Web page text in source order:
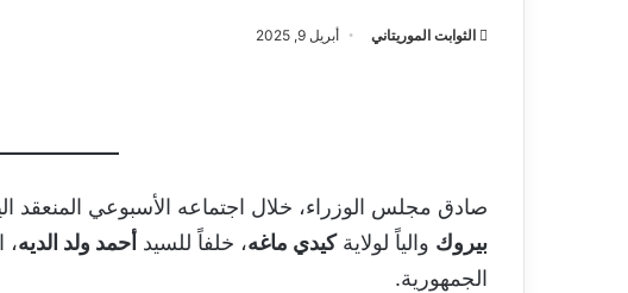
الثوابت الموريتاني أبريل 9, 2025
صادق مجلس الوزراء، خلال اجتماعه الأسبوعي المنعقد
بيروك والياً لولايةكيدي ماغه، خلفاً للسيد أحمد ولد الديه،
الجمهورية.